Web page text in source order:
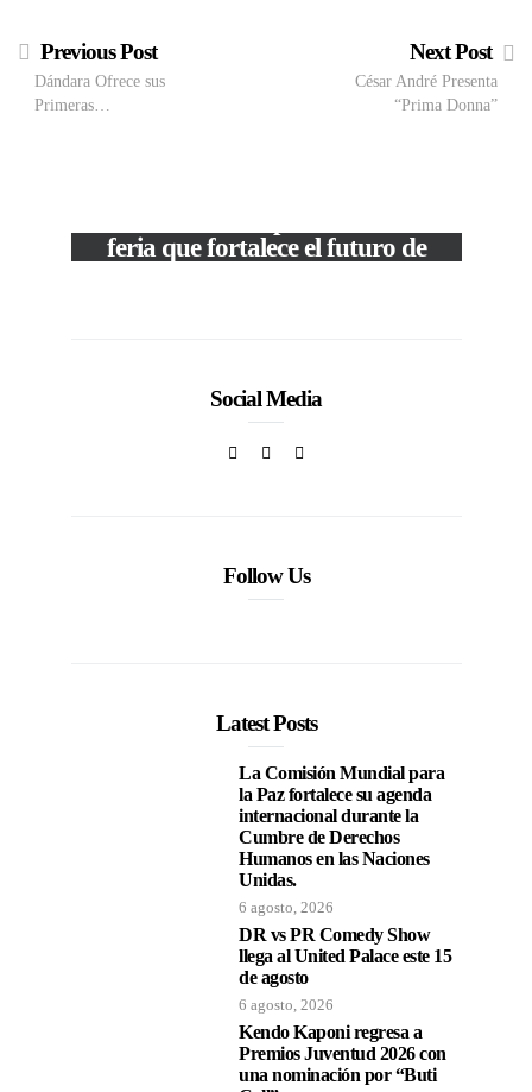
Previous Post
Dándara Ofrece sus
Primeras…
Next Post
César André Presenta
“Prima Donna”
feria que fortalece el futuro de
Social Media
Follow Us
Latest Posts
La Comisión Mundial para
la Paz fortalece su agenda
internacional durante la
Cumbre de Derechos
Humanos en las Naciones
Unidas.
6 agosto, 2026
DR vs PR Comedy Show
llega al United Palace este 15
de agosto
6 agosto, 2026
Kendo Kaponi regresa a
Premios Juventud 2026 con
una nominación por “Buti